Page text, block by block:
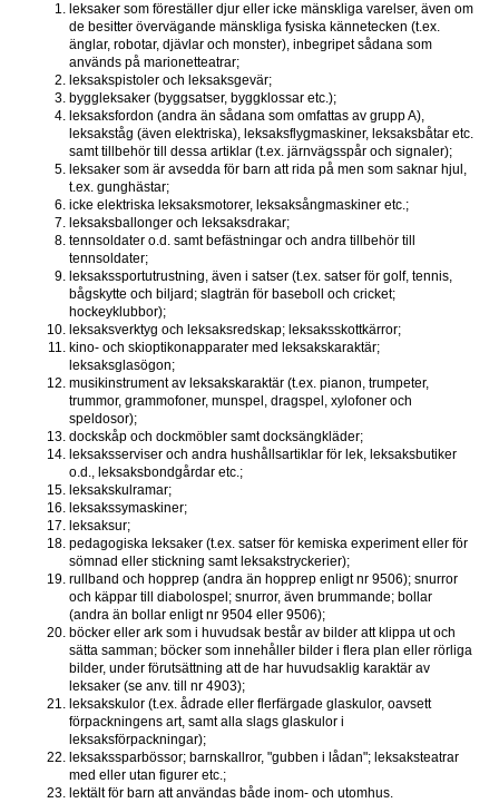
leksaker som föreställer djur eller icke mänskliga varelser, även om
de besitter övervägande mänskliga fysiska kännetecken (t.ex.
änglar, robotar, djävlar och monster), inbegripet sådana som
används på marionetteatrar;
leksakspistoler och leksaksgevär;
byggleksaker (byggsatser, byggklossar etc.);
leksaksfordon (andra än sådana som omfattas av grupp A),
leksakståg (även elektriska), leksaksflygmaskiner, leksaksbåtar etc.
samt tillbehör till dessa artiklar (t.ex. järnvägsspår och signaler);
leksaker som är avsedda för barn att rida på men som saknar hjul,
t.ex. gunghästar;
icke elektriska leksaksmotorer, leksaksångmaskiner etc.;
leksaksballonger och leksaksdrakar;
tennsoldater o.d. samt befästningar och andra tillbehör till
tennsoldater;
leksakssportutrustning, även i satser (t.ex. satser för golf, tennis,
bågskytte och biljard; slagträn för baseboll och cricket;
hockeyklubbor);
leksaksverktyg och leksaksredskap; leksaksskottkärror;
kino- och skioptikonapparater med leksakskaraktär;
leksaksglasögon;
musikinstrument av leksakskaraktär (t.ex. pianon, trumpeter,
trummor, grammofoner, munspel, dragspel, xylofoner och
speldosor);
dockskåp och dockmöbler samt docksängkläder;
leksaksserviser och andra hushållsartiklar för lek, leksaksbutiker
o.d., leksaksbondgårdar etc.;
leksakskulramar;
leksakssymaskiner;
leksaksur;
pedagogiska leksaker (t.ex. satser för kemiska experiment eller för
sömnad eller stickning samt leksakstryckerier);
rullband och hopprep (andra än hopprep enligt nr 9506); snurror
och käppar till diabolospel; snurror, även brummande; bollar
(andra än bollar enligt nr 9504 eller 9506);
böcker eller ark som i huvudsak består av bilder att klippa ut och
sätta samman; böcker som innehåller bilder i flera plan eller rörliga
bilder, under förutsättning att de har huvudsaklig karaktär av
leksaker (se anv. till nr 4903);
leksakskulor (t.ex. ådrade eller flerfärgade glaskulor, oavsett
förpackningens art, samt alla slags glaskulor i
leksaksförpackningar);
leksakssparbössor; barnskallror, "gubben i lådan"; leksaksteatrar
med eller utan figurer etc.;
lektält för barn att användas både inom- och utomhus.